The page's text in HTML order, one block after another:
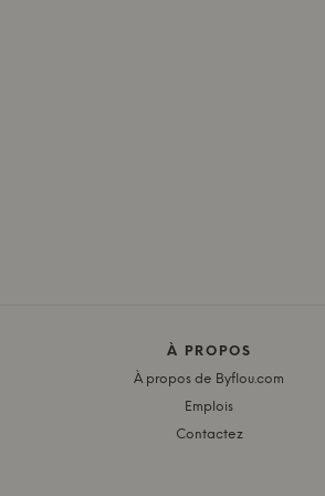
À PROPOS
À propos de Byflou.com
Emplois
Contactez